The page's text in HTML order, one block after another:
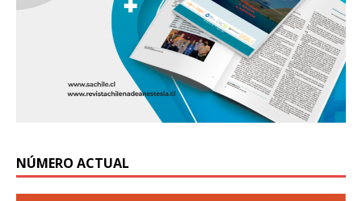
NÚMERO ACTUAL